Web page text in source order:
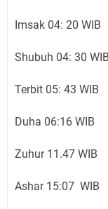
Imsak 04: 20 WIB
Shubuh 04: 30 WIB
Terbit 05: 43 WIB
Duha 06:16 WIB
Zuhur 11.47 WIB
Ashar 15:07 WIB